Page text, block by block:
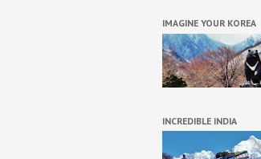
IMAGINE YOUR KOREA
INCREDIBLE INDIA